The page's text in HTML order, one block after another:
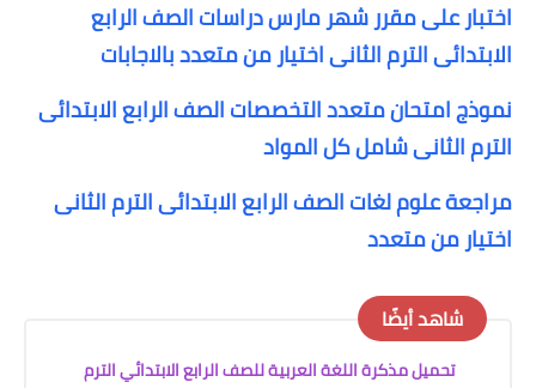
اختبار على مقرر شهر مارس دراسات الصف الرابع
الابتدائى الترم الثانى اختيار من متعدد بالاجابات
نموذج امتحان متعدد التخصصات الصف الرابع الابتدائى
الترم الثانى شامل كل المواد
مراجعة علوم لغات الصف الرابع الابتدائى الترم الثانى
اختيار من متعدد
شاهد أيضًا
تحميل مذكرة اللغة العربية للصف الرابع الابتدائي الترم